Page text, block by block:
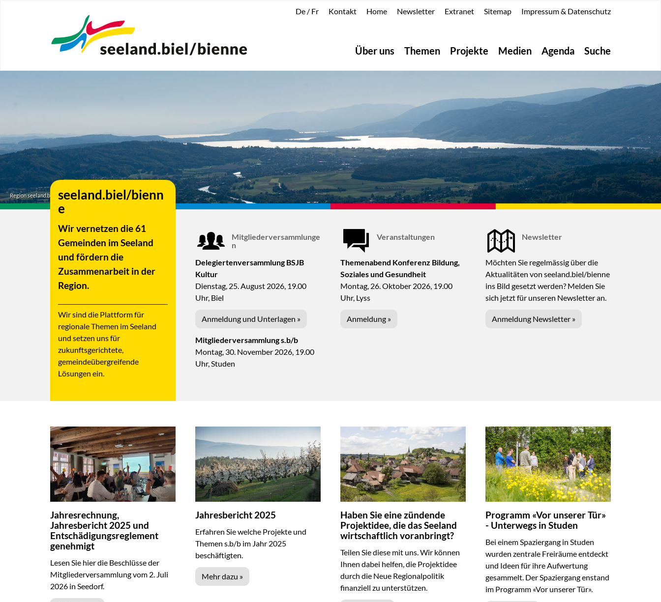
De / Fr Kontakt Home Newsletter Extranet Sitemap Impressum & Datenschutz
Über uns Themen Projekte Medien Agenda Suche
Region seeland.biel/bienneseeland.biel/bienn
e
Wir vernetzen die 61
Gemeinden im Seeland
und fördern die
Zusammen­arbeit in der
Region.
Wir sind die Plattform für
regionale Themen im Seeland
und setzen uns für
zukunftsgerichtete,
gemeindeübergreifende
Lösungen ein.
Mitgliederversammlunge
n
Delegiertenversammlung BSJB
Kultur
Dienstag, 25. August 2026, 19.00
Uhr, Biel
Anmeldung und Unterlagen »
Mitgliederversammlung s.b/b
Montag, 30. November 2026, 19.00
Uhr, Studen
Veranstaltungen
Themenabend Konferenz Bildung,
Soziales und Gesundheit
Montag, 26. Oktober 2026, 19.00
Uhr, Lyss
Anmeldung »
Newsletter
Möchten Sie regelmässig über die
Aktualitäten von seeland.biel/bienne
ins Bild gesetzt werden? Melden Sie
sich jetzt für unseren Newsletter an.
Anmeldung Newsletter »
Jahresrechnung,
Jahresbericht 2025 und
Entschädigungsreglement
genehmigt
Lesen Sie hier die Beschlüsse der
Mitgliederversammlung vom 2. Juli
2026 in Seedorf.
Jahresbericht 2025
Erfahren Sie welche Projekte und
Themen s.b/b im Jahr 2025
beschäftigten.
Mehr dazu »
Haben Sie eine zündende
Projektidee, die das Seeland
wirtschaftlich voranbringt?
Teilen Sie diese mit uns. Wir können
Ihnen dabei helfen, die Projektidee
durch die Neue Regionalpolitik
finanziell zu unterstützen.
Programm «Vor unserer Tür»
- Unterwegs in Studen
Bei einem Spaziergang in Studen
wurden zentrale Freiräume entdeckt
und Ideen für ihre Aufwertung
gesammelt. Der Spaziergang enstand
im Programm «Vor unserer Tür».